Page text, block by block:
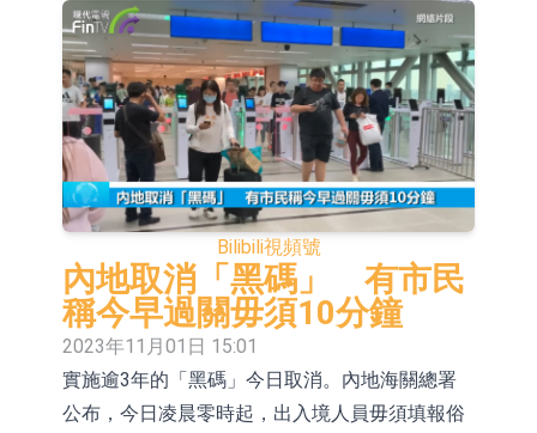
江總部物業服務項目
亞太股份：公司是零跑汽車和
Stellantis集團的供應商
理工雷科面向邊緣AI場景推出"山
海"系列智算模組 系列產品基於國產
CPU與GPU構建
【異動股】醫療研發外包板塊拉升，
博騰股份(300363.CN)漲20.02%
日韓股市收盤雙雙下跌
依米康：海外交付以東南亞、中東市
場為主 並已取得歐美相關認證
上交所：財通多策略福鑫定期開放靈
活配置混合型發起式證券投資基金臨
時停牌
上交所：景順長城全球半導體芯片產
業股票型證券投資基金臨時停牌
【異動股】港股跌幅榜前十，卡森國
際(00496.HK)跌22.40%，九福來
【異動股】港股漲幅榜前十，拿森科
Bilibili視頻號
內地取消「黑碼」 有市民
稱今早過關毋須10分鐘
2023年11月01日 15:01
實施逾3年的「黑碼」今日取消。內地海關總署
公布，今日凌晨零時起，出入境人員毋須填報俗